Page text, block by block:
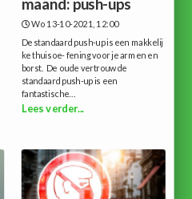
Wo 13-10-2021, 12:00
De standaard push-up is een makkelij
ke thuisoe- fening voor je armen en
borst. De oude vertrouwde
standaard push-up is een
fantastische...
Lees verder...